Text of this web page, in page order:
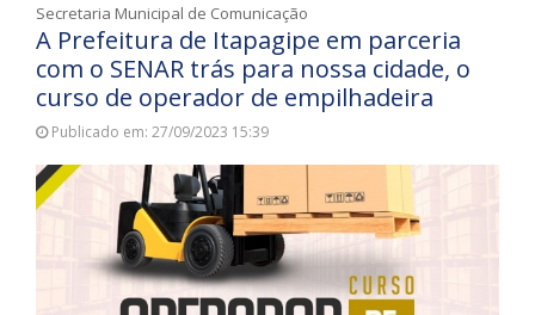
Secretaria Municipal de Comunicação
A Prefeitura de Itapagipe em parceria
com o SENAR trás para nossa cidade, o
curso de operador de empilhadeira
Publicado em: 27/09/2023 15:39